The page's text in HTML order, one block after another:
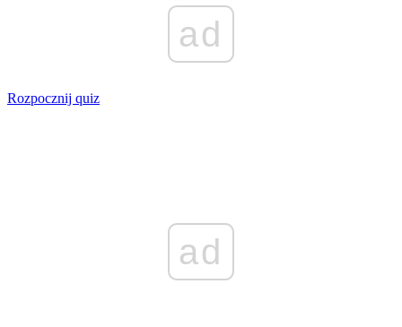
ad
Rozpocznij quiz
ad